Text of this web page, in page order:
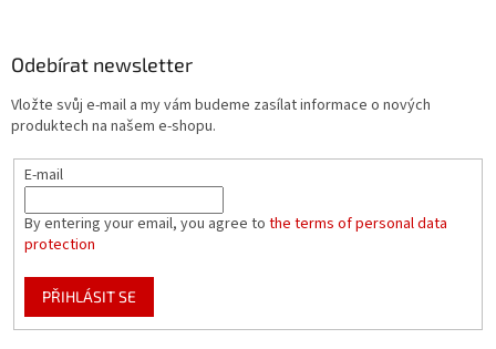
Odebírat newsletter
Vložte svůj e-mail a my vám budeme zasílat informace o nových
produktech na našem e-shopu.
E-mail
By entering your email, you agree to the terms of personal data
protection
PŘIHLÁSIT SE